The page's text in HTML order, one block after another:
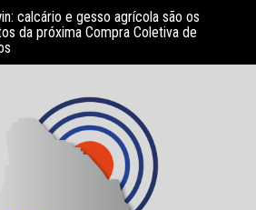
calcário e gesso agrícola são os
da próxima Compra Coletiva de
com a Associação Nosso Lar
atendimento a crianças com TEA